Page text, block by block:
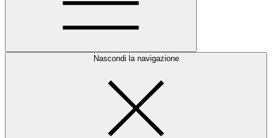
Nascondi la navigazione